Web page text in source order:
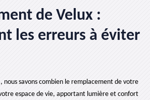
de Velux :
les erreurs à éviter
nous savons combien le remplacement de votre
espace de vie, apportant lumière et confort